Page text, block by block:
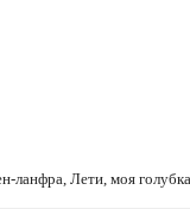
ланфра, Лети, моя голубка